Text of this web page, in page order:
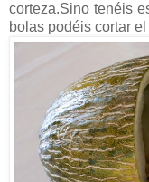
corteza.Sino tenéis
bolas podéis cortar